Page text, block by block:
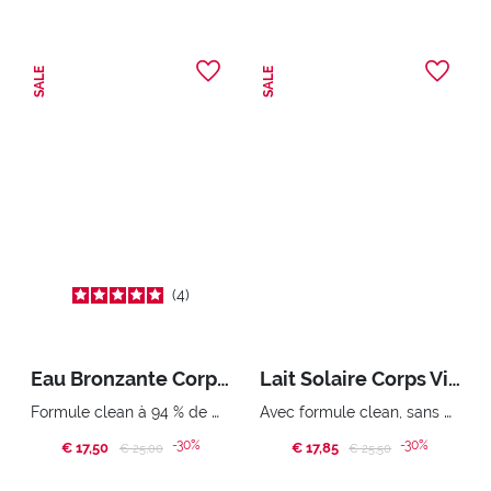
SALE
4
Eau Bronzante Corps Visage Cheveux (400 ml)
Formule clean à 94 % de matières premières d’origine naturelle.
€ 17,50 Price reduced from
€ 25,00to-30%
SALE
Lait Solaire Corps Visage SPF 30 (200 ML)
Avec formule clean, sans microplastiques et sans produits dérivés d’animaux.
€ 17,85 Price reduced from
€ 25,50to-30%